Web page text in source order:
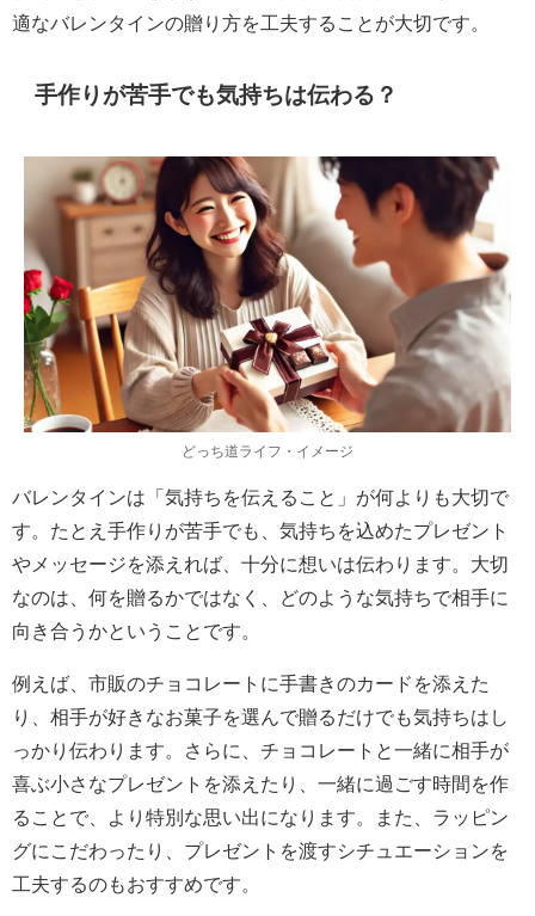
適なバレンタインの贈り方を工夫することが大切です。
手作りが苦手でも気持ちは伝わる？
どっち道ライフ・イメージ
バレンタインは「気持ちを伝えること」が何よりも大切で
す。たとえ手作りが苦手でも、気持ちを込めたプレゼント
やメッセージを添えれば、十分に想いは伝わります。大切
なのは、何を贈るかではなく、どのような気持ちで相手に
向き合うかということです。
例えば、市販のチョコレートに手書きのカードを添えた
り、相手が好きなお菓子を選んで贈るだけでも気持ちはし
っかり伝わります。さらに、チョコレートと一緒に相手が
喜ぶ小さなプレゼントを添えたり、一緒に過ごす時間を作
ることで、より特別な思い出になります。また、ラッピン
グにこだわったり、プレゼントを渡すシチュエーションを
工夫するのもおすすめです。